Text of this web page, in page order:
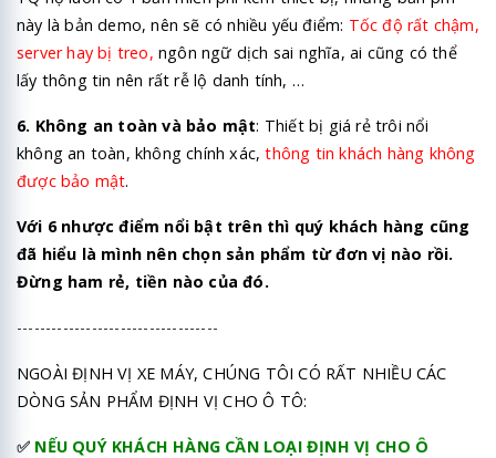
này là bản demo, nên sẽ có nhiều yếu điểm: Tốc độ rất chậm,
server hay bị treo, ngôn ngữ dịch sai nghĩa, ai cũng có thể
lấy thông tin nên rất rễ lộ danh tính, …
6. Không an toàn và bảo mật: Thiết bị giá rẻ trôi nổi
không an toàn, không chính xác,thông tin khách hàng không
được bảo mật.
Với 6 nhược điểm nổi bật trên thì quý khách hàng cũng
đã hiểu là mình nên chọn sản phẩm từ đơn vị nào rồi.
Đừng ham rẻ, tiền nào của đó.
-----------------------------------
NGOÀI ĐỊNH VỊ XE MÁY, CHÚNG TÔI CÓ RẤT NHIỀU CÁC
DÒNG SẢN PHẨM ĐỊNH VỊ CHO Ô TÔ:
✅ NẾU QUÝ KHÁCH HÀNG CẦN LOẠI ĐỊNH VỊ CHO Ô